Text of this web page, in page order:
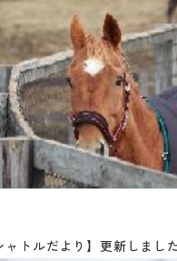
ャトルだより】更新しまし